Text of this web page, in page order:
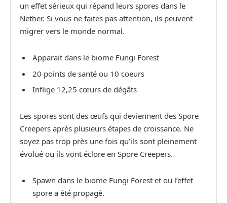
un effet sérieux qui répand leurs spores dans le
Nether. Si vous ne faites pas attention, ils peuvent
migrer vers le monde normal.
Apparait dans le biome Fungi Forest
20 points de santé ou 10 coeurs
Inflige 12,25 cœurs de dégâts
Les spores sont des œufs qui deviennent des Spore
Creepers après plusieurs étapes de croissance. Ne
soyez pas trop près une fois qu’ils sont pleinement
évolué ou ils vont éclore en Spore Creepers.
Spawn dans le biome Fungi Forest et ou l’effet
spore a été propagé.